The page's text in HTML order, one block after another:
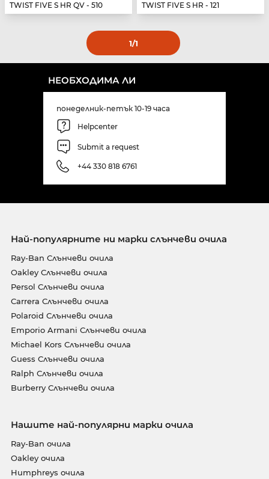
TWIST FIVE S HR QV - 510
TWIST FIVE S HR - 121
1/1
НЕОБХОДИМА ЛИ
понеделник-петък 10-19 часа
Helpcenter
Submit a request
+44 330 818 6761
Най-популярните ни марки слънчеви очила
Ray-Ban Слънчеви очила
Oakley Слънчеви очила
Persol Слънчеви очила
Carrera Слънчеви очила
Polaroid Слънчеви очила
Emporio Armani Слънчеви очила
Michael Kors Слънчеви очила
Guess Слънчеви очила
Ralph Слънчеви очила
Burberry Слънчеви очила
Нашите най-популярни марки очила
Ray-Ban очила
Oakley очила
Humphreys очила